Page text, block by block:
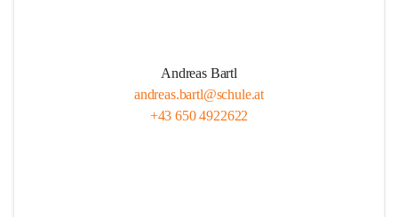
Andreas Bartl
andreas.bartl@schule.at
+43 650 4922622